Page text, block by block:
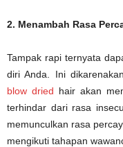
2. Menambah Rasa
Tampak rapi ternyata
diri Anda. Ini
blow dried hair akan
terhindar dari rasa
memunculkan rasa
mengikuti tahapan